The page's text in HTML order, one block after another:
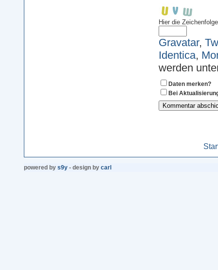
Hier die
Gravatar,
Identica,
werden
Daten merken?
Bei
powered by s9y - design by carl